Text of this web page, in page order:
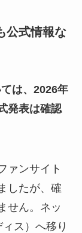
公式情報な
は、2026年
発表は確認
ァンサイト
したが、確
せん。ネッ
ス）へ移り